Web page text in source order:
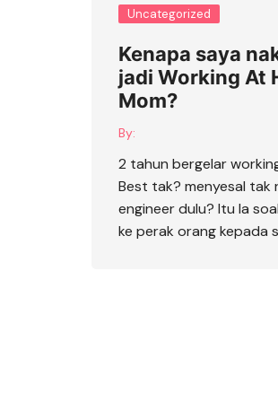
Uncategorized
Kenapa saya
jadi Working At
Mom?
By:
2 tahun bergelar
Best tak? menyesal tak
engineer dulu? Itu la
ke perak orang kepada